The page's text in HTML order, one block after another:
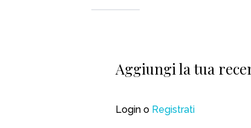
Aggiungi la tua
Login o Registrati